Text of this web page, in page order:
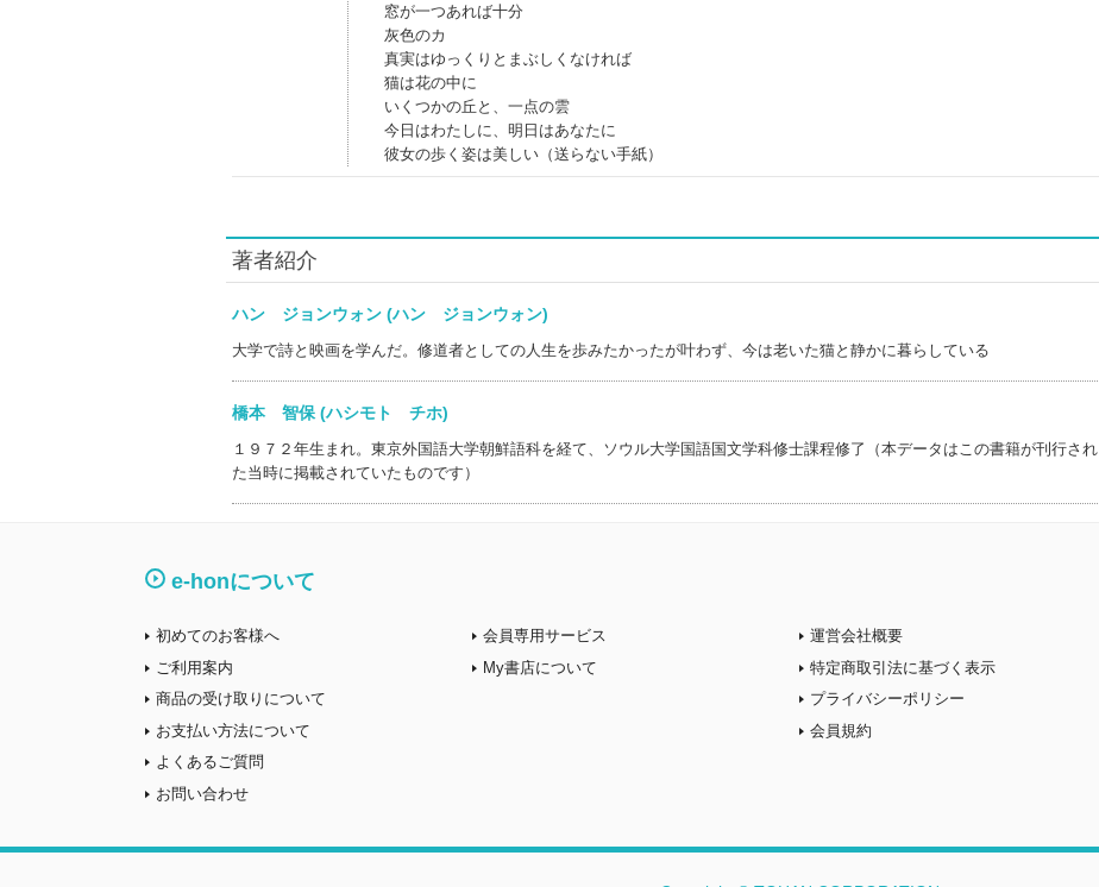
窓が一つあれば十分
灰色のカ
真実はゆっくりとまぶしくなければ
猫は花の中に
いくつかの丘と、一点の雲
今日はわたしに、明日はあなたに
彼女の歩く姿は美しい（送らない手紙）
著者紹介
ハン ジョンウォン (ハン ジョンウォン)
大学で詩と映画を学んだ。修道者としての人生を歩みたかったが叶わず、今は老いた猫と静かに暮らしている
橋本 智保 (ハシモト チホ)
１９７２年生まれ。東京外国語大学朝鮮語科を経て、ソウル大学国語国文学科修士課程修了（本データはこの書籍が刊行され
た当時に掲載されていたものです）
e-honについて
初めてのお客様へ
ご利用案内
商品の受け取りについて
お支払い方法について
よくあるご質問
お問い合わせ
会員専用サービス
My書店について
運営会社概要
特定商取引法に基づく表示
プライバシーポリシー
会員規約